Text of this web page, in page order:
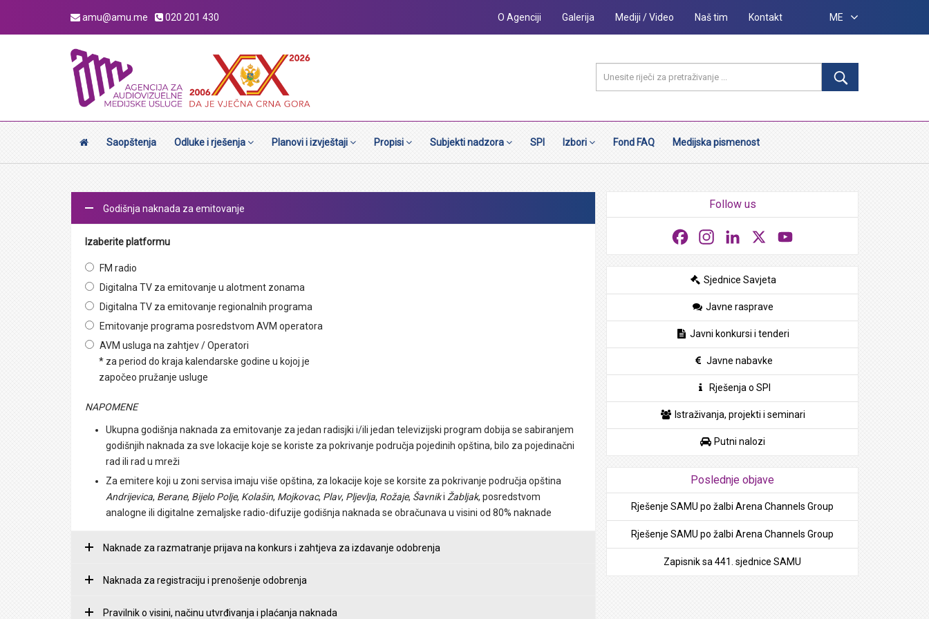
amu@amu.me 020 201 430 O Agenciji Galerija Mediji / Video Naš tim Kontakt ME
Saopštenja Odluke i rješenja Planovi i izvještaji Propisi Subjekti nadzora SPI Izbori Fond FAQ Medijska pismenost
Godišnja naknada za emitovanje
Izaberite platformu
FM radio
Digitalna TV za emitovanje u alotment zonama
Digitalna TV za emitovanje regionalnih programa
Emitovanje programa posredstvom AVM operatora
AVM usluga na zahtjev / Operatori
* za period do kraja kalendarske godine u kojoj je
započeo pružanje usluge
NAPOMENE
Ukupna godišnja naknada za emitovanje za jedan radisjki i/ili jedan televizijski program dobija se sabiranjem
godišnjih naknada za sve lokacije koje se koriste za pokrivanje područja pojedinih opština, bilo za pojedinačni
rad ili rad u mreži
Za emitere koji u zoni servisa imaju više opština, za lokacije koje se korsite za pokrivanje područja opština
Andrijevica, Berane, Bijelo Polje, Kolašin, Mojkovac, Plav, Pljevlja, Rožaje, Šavniki Žabljak, posredstvom
analogne ili digitalne zemaljske radio-difuzije godišnja naknada se obračunava u visini od 80% naknade
Naknade za razmatranje prijava na konkurs i zahtjeva za izdavanje odobrenja
Naknada za registraciju i prenošenje odobrenja
Pravilnik o visini, načinu utvrđivanja i plaćanja naknada
Follow us
FacebookInstagramLinkedIn
Sjednice Savjeta
Javne rasprave
Javni konkursi i tenderi
Javne nabavke
Rješenja o SPI
Istraživanja, projekti i seminari
Putni nalozi
Poslednje objave
Rješenje SAMU po žalbi Arena Channels Group
Rješenje SAMU po žalbi Arena Channels Group
Zapisnik sa 441. sjednice SAMU